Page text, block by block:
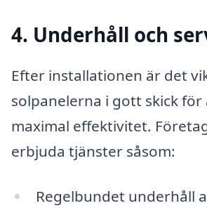
4. Underhåll och
Efter installationen är det
solpanelerna i gott skick för
maximal effektivitet.
erbjuda tjänster såsom:
Regelbundet underhåll